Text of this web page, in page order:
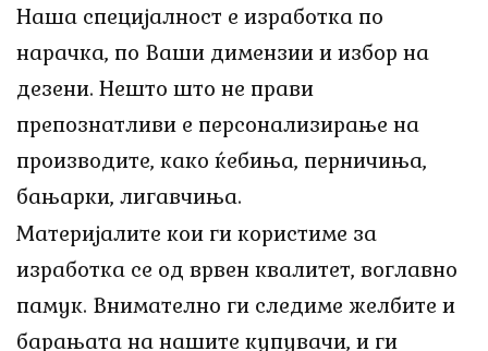
Наша специјалност е изработка по
нарачка, по Ваши димензии и избор на
дезени. Нешто што не прави
препознатливи е персонализирање на
производите, како ќебиња, перничиња,
бањарки, лигавчиња.
Материјалите кои ги користиме за
изработка се од врвен квалитет, воглавно
памук. Внимателно ги следиме желбите и
барањата на нашите купувачи, и ги